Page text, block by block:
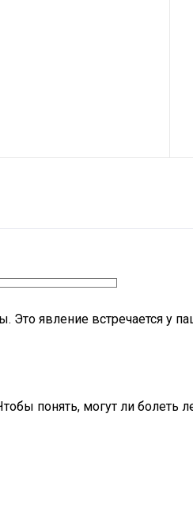
явление встречается у
понять, могут ли болеть